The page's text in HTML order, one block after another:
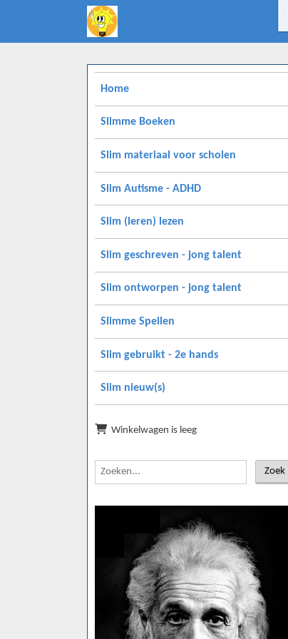
Home
Slimme Boeken
Slim materiaal voor scholen
Slim Autisme - ADHD
Slim (leren) lezen
Slim geschreven - jong talent
Slim ontworpen - jong talent
Slimme Spellen
Slim gebruikt - 2e hands
Slim nieuw(s)
Winkelwagen is leeg